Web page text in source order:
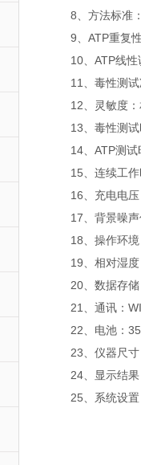
8、方法标准：
9、ATP重复性
10、ATP线性
11、毒性测试
12、灵敏度：
13、毒性测试
14、ATP测试
15、连续工作
16、充电电压
17、背景噪声
18、操作环境
19、相对湿度
20、数据存储
21、通讯：
22、电池：
23、仪器尺寸
24、显示结果：
25、系统设置